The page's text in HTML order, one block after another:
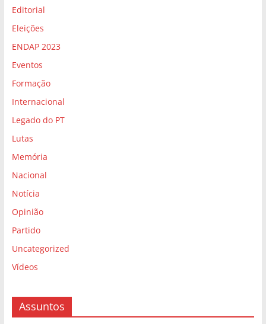
Editorial
Eleições
ENDAP 2023
Eventos
Formação
Internacional
Legado do PT
Lutas
Memória
Nacional
Notícia
Opinião
Partido
Uncategorized
Vídeos
Assuntos